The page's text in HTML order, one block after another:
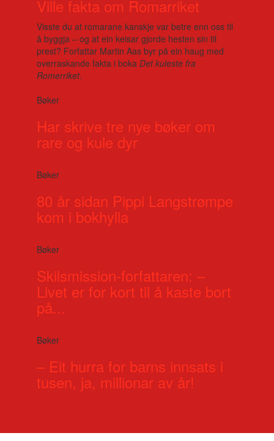
Ville fakta om Romarriket
Visste du at romarane kanskje var betre enn oss til
å byggja – og at ein keisar gjorde hesten sin til
prest? Forfattar Martin Aas byr på ein haug med
overraskande fakta i boka Det kuleste fra
Romerriket.
Bøker
Har skrive tre nye bøker om
rare og kule dyr
Bøker
80 år sidan Pippi Langstrømpe
kom i bokhylla
Bøker
Skilsmission-forfattaren: –
Livet er for kort til å kaste bort
på...
Bøker
– Eit hurra for barns innsats i
tusen, ja, millionar av år!